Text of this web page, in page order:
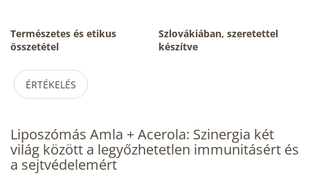
Természetes és etikus
összetétel
Szlovákiában, szeretettel
készítve
ÉRTÉKELÉS
Liposzómás Amla + Acerola: Szinergia két
világ között a legyőzhetetlen immunitásért és
a sejtvédelemért